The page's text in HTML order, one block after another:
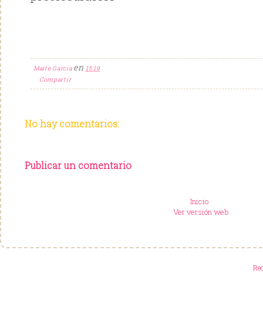
Maite Garcia en15:19
Compartir
No hay comentarios:
Publicar un comentario
Inicio
Ver versión web